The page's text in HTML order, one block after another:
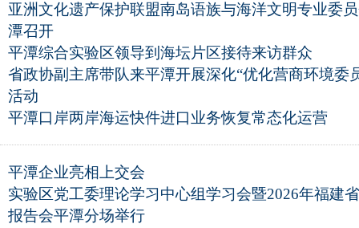
亚洲文化遗产保护联盟南岛语族与海洋文明专业委
潭召开
平潭综合实验区领导到海坛片区接待来访群众
省政协副主席带队来平潭开展深化“优化营商环境委
活动
平潭口岸两岸海运快件进口业务恢复常态化运营
平潭企业亮相上交会
实验区党工委理论学习中心组学习会暨2026年福建
报告会平潭分场举行